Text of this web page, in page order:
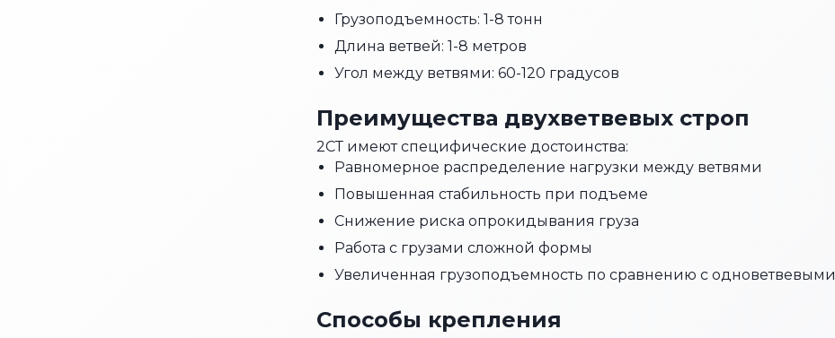
Грузоподъемность: 1-8 тонн
Длина ветвей: 1-8 метров
Угол между ветвями: 60-120 градусов
Преимущества двухветвевых строп
2СТ имеют специфические достоинства:
Равномерное распределение нагрузки между ветвями
Повышенная стабильность при подъеме
Снижение риска опрокидывания груза
Работа с грузами сложной формы
Увеличенная грузоподъемность по сравнению с одноветвевыми
Способы крепления